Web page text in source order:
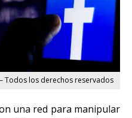
Todos los derechos reservados
una red para manipular